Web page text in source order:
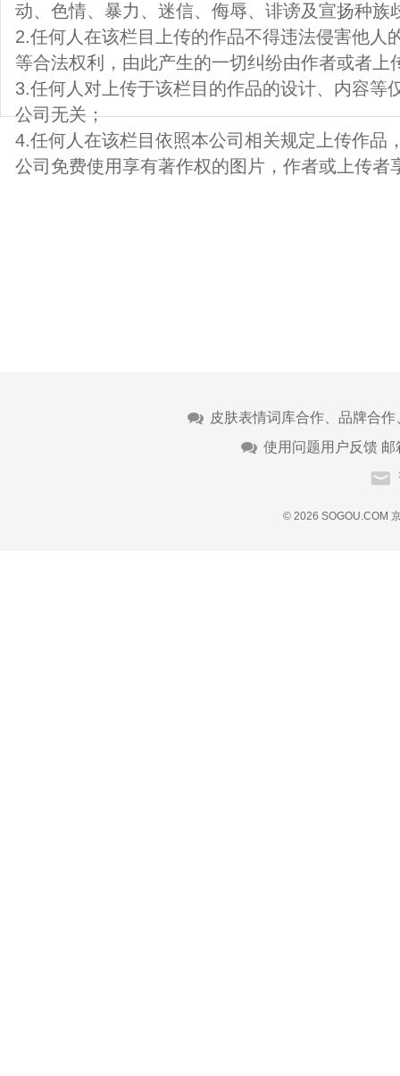
动、色情、暴力、迷信、侮辱、诽谤及宣扬种族
2.任何人在该栏目上传的作品不得违法侵害他人
等合法权利，由此产生的一切纠纷由作者或者上
3.任何人对上传于该栏目的作品的设计、内容等
公司无关；
4.任何人在该栏目依照本公司相关规定上传作品
公司免费使用享有著作权的图片，作者或上传者
皮肤表情词库合作、品牌合
使用问题用户反馈 邮
© 2026 SOGOU.COM